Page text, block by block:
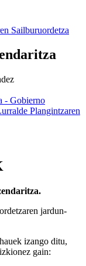
Sailburuordetza
- Gobierno
Plangintzaren
jardun-
izango ditu,
gain: